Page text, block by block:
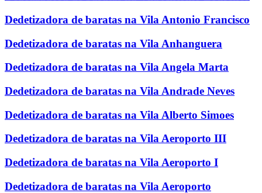
Dedetizadora de baratas na Vila Antonio Francisco
Dedetizadora de baratas na Vila Anhanguera
Dedetizadora de baratas na Vila Angela Marta
Dedetizadora de baratas na Vila Andrade Neves
Dedetizadora de baratas na Vila Alberto Simoes
Dedetizadora de baratas na Vila Aeroporto III
Dedetizadora de baratas na Vila Aeroporto I
Dedetizadora de baratas na Vila Aeroporto